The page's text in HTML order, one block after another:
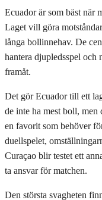
Ecuador är som bäst när
Laget vill göra
långa bollinnehav. De
hantera djupledsspel
framåt.
Det gör Ecuador till ett
de inte ha mest boll, men
en favorit som behöver
duellspelet,
Curaçao blir testet ett
ta ansvar för matchen.
Den största svagheten